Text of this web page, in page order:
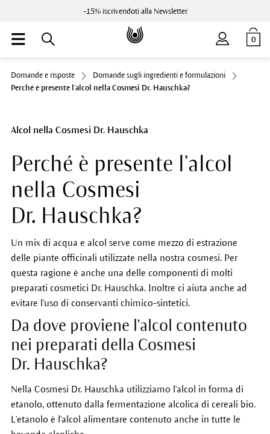
-15% iscrivendoti alla Newsletter
0
Domande e risposte
Domande sugli ingredienti e formulazioni
Perché è presente l’alcol nella Cosmesi Dr. Hauschka?
Alcol nella Cosmesi Dr. Hauschka
Perché è presente l’alcol
nella Cosmesi
Dr. Hauschka?
Un mix di acqua e alcol serve come mezzo di estrazione
delle piante officinali utilizzate nella nostra cosmesi. Per
questa ragione è anche una delle componenti di molti
preparati cosmetici Dr. Hauschka. Inoltre ci aiuta anche ad
evitare l'uso di conservanti chimico-sintetici.
Da dove proviene l'alcol contenuto
nei preparati della Cosmesi
Dr. Hauschka?
Nella Cosmesi Dr. Hauschka utilizziamo l'alcol in forma di
etanolo, ottenuto dalla fermentazione alcolica di cereali bio.
L'etanolo è l'alcol alimentare contenuto anche in tutte le